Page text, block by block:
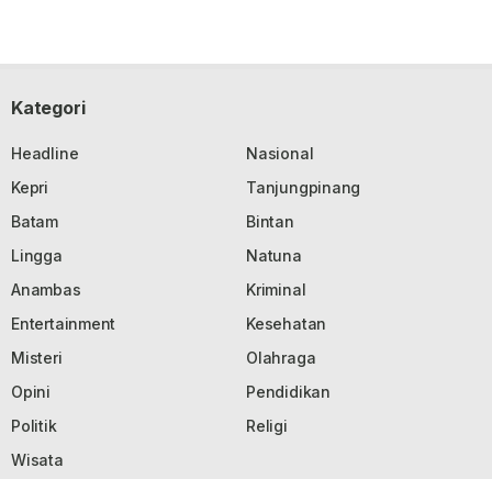
Kategori
Headline
Nasional
Kepri
Tanjungpinang
Batam
Bintan
Lingga
Natuna
Anambas
Kriminal
Entertainment
Kesehatan
Misteri
Olahraga
Opini
Pendidikan
Politik
Religi
Wisata